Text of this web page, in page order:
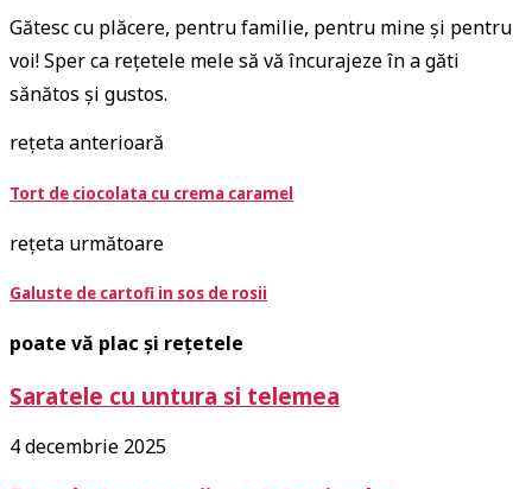
Gătesc cu plăcere, pentru familie, pentru mine și pentru
voi! Sper ca rețetele mele să vă încurajeze în a găti
sănătos și gustos.
rețeta anterioară
Tort de ciocolata cu crema caramel
rețeta următoare
Galuste de cartofi in sos de rosii
poate vă plac și rețetele
Saratele cu untura si telemea
4 decembrie 2025